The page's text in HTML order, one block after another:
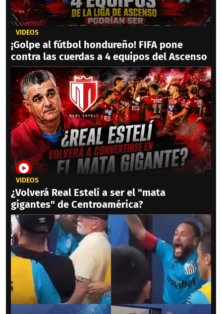
VIDEOS
¡Golpe al fútbol hondureño! FIFA pone
contra las cuerdas a 4 equipos del Ascenso
VIDEOS
¿Volverá Real Estelí a ser el "mata
gigantes" de Centroamérica?